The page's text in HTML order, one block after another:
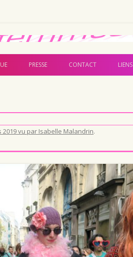
Aller au contenu principal
PRESSE CONTACT LIENS
2019 vu par Isabelle Malandrin.